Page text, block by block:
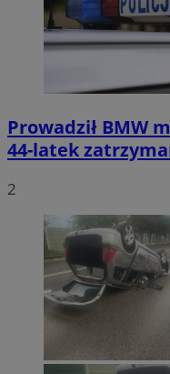
Prowadził BMW
44-latek
2